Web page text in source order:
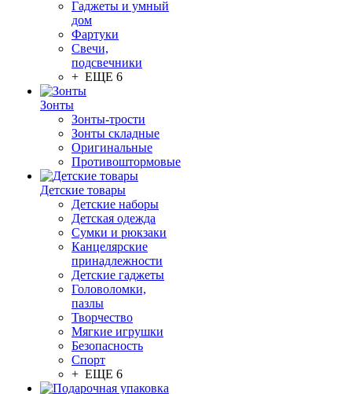
Гаджеты и умный
дом
Фартуки
Свечи,
подсвечники
+ ЕЩЕ 6
Зонты
Зонты-трости
Зонты складные
Оригинальные
Противоштормовые
Детские товары
Детские наборы
Детская одежда
Сумки и рюкзаки
Канцелярские
принадлежности
Детские гаджеты
Головоломки,
пазлы
Творчество
Мягкие игрушки
Безопасность
Спорт
+ ЕЩЕ 6